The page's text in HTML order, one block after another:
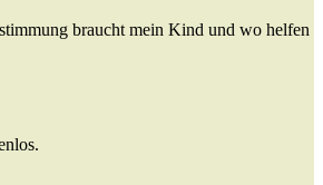
braucht mein Kind und wo helfen